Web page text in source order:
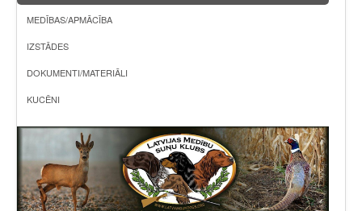
MEDĪBAS/APMĀCĪBA
IZSTĀDES
DOKUMENTI/MATERIĀLI
KUCĒNI